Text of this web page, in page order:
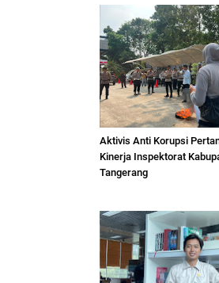
Aktivis Anti Korupsi
Kinerja Inspektorat
Tangerang